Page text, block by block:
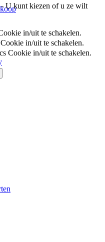
U kunt kiezen of u ze wilt
in/uit te schakelen.
in/uit te schakelen.
Cookie in/uit te schakelen.